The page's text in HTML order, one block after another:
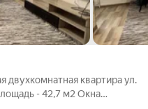
двухкомнатная квартира ул.
- 42,7 м2 Окна